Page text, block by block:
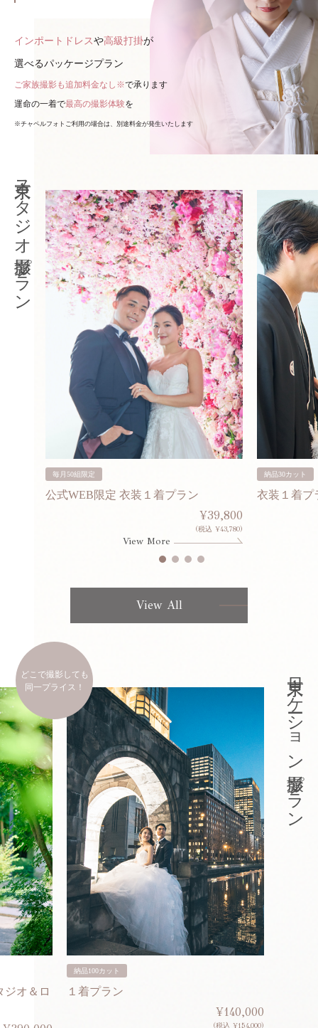
インポートドレスや高級打掛が
選べるパッケージプラン
ご家族撮影も追加料金なし※で承ります
運命の一着で最高の撮影体験を
※チャペルフォトご利用の場合は、別途料金が発生いたします
東京スタジオ撮影プラン
毎月50組限定
公式WEB限定 衣装１着プラン
¥39,800
(税込 ¥43,780)
View More
納品30カット
衣装１着プ
View All
どこで撮影しても
同一プライス！
ジオ＆ロ
納品100カット
１着プラン
¥140,000
(税込 ¥154,000)
東京ロケーション撮影プラン